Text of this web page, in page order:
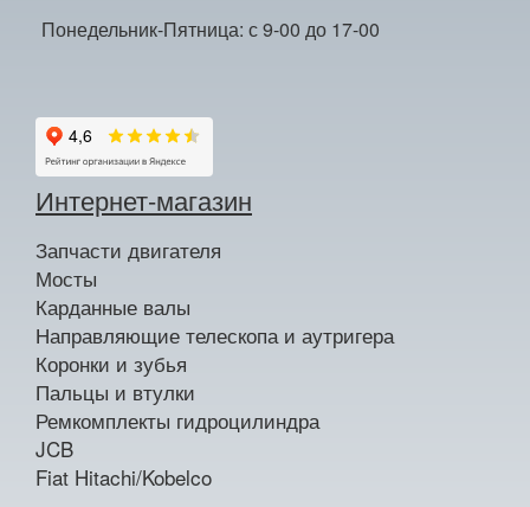
Понедельник-Пятница: с 9-00 до 17-00
Интернет-магазин
Запчасти двигателя
Мосты
Карданные валы
Направляющие телескопа и аутригера
Коронки и зубья
Пальцы и втулки
Ремкомплекты гидроцилиндра
JCB
Fiat Hitachi/Kobelco